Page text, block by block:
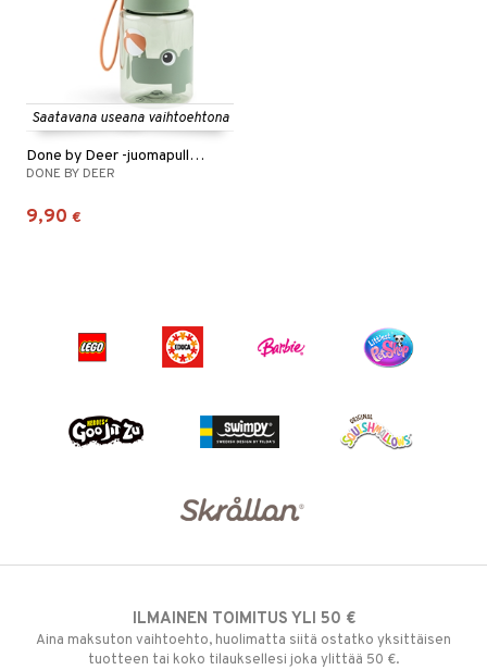
Saatavana useana vaihtoehtona
Done by Deer -juomapullo, Playground
DONE BY DEER
9,90 €
ILMAINEN TOIMITUS YLI 50 €
Aina maksuton vaihtoehto, huolimatta siitä ostatko yksittäisen
tuotteen tai koko tilauksellesi joka ylittää 50 €.